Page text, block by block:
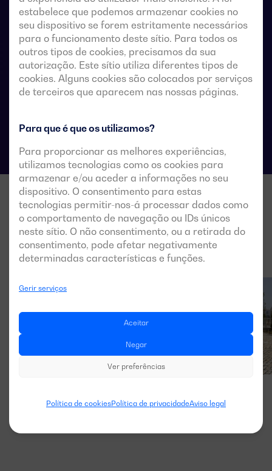
estabelece que podemos armazenar cookies no
seu dispositivo se forem estritamente necessários
para o funcionamento deste sítio. Para todos os
outros tipos de cookies, precisamos da sua
autorização. Este sítio utiliza diferentes tipos de
cookies. Alguns cookies são colocados por serviços
de terceiros que aparecem nas nossas páginas.
Para que é que os utilizamos?
Para proporcionar as melhores experiências,
utilizamos tecnologias como os cookies para
armazenar e/ou aceder a informações no seu
dispositivo. O consentimento para estas
tecnologias permitir-nos-á processar dados como
o comportamento de navegação ou IDs únicos
neste sítio. O não consentimento, ou a retirada do
consentimento, pode afetar negativamente
determinadas características e funções.
Gerir serviços
Aceitar
Negar
Ver preferências
Política de cookiesPolítica de privacidadeAviso legal
Estes são concebidos para utilização em sistemas de
baixa tensão que admitem uma breve interrupção da
energia durante a transferência.
Especificações técnicas das comutações